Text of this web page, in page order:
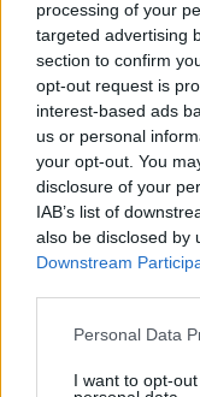
processing of your
targeted advertising
section to confirm
opt-out request is
interest-based ads
us or personal
your opt-out. You
disclosure of your
IAB’s list of
also be disclosed by
Downstream
Personal Data
I want to opt-
28/01/2018
IL RECUPERO DI
Dzeko salva la
Genova con la
28/01/2018
IL MISTER
Roma, Di
mercato così"
28/01/2018